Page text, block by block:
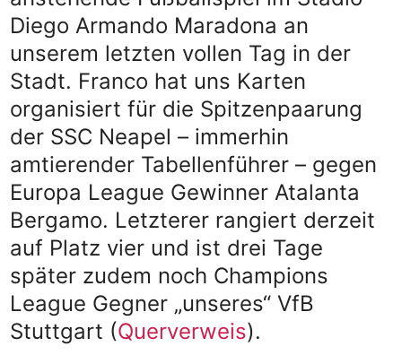
Diego Armando Maradona an
unserem letzten vollen Tag in der
Stadt. Franco hat uns Karten
organisiert für die Spitzenpaarung
der SSC Neapel – immerhin
amtierender Tabellenführer – gegen
Europa League Gewinner Atalanta
Bergamo. Letzterer rangiert derzeit
auf Platz vier und ist drei Tage
später zudem noch Champions
League Gegner „unseres“ VfB
Stuttgart (Querverweis).